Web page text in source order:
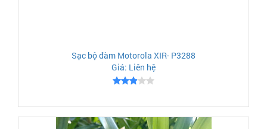
Sạc bộ đàm Motorola XIR- P3288
Giá: Liên hệ